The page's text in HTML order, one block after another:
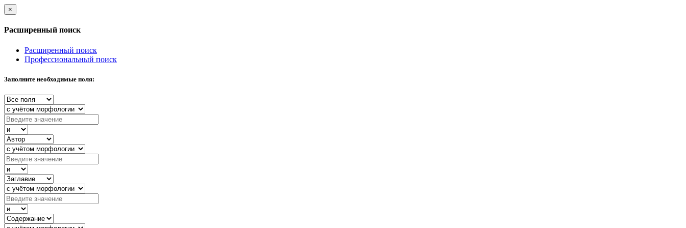
×
Расширенный поиск
Расширенный поиск
Профессиональный поиск
Заполните необходимые поля: